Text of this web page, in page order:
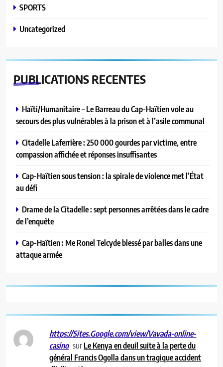
SPORTS
Uncategorized
PUBLICATIONS RECENTES
Haïti/Humanitaire – Le Barreau du Cap-Haïtien vole au
secours des plus vulnérables à la prison et à l’asile communal
Citadelle Laferrière : 250 000 gourdes par victime, entre
compassion affichée et réponses insuffisantes
Cap-Haïtien sous tension : la spirale de violence met l’État
au défi
Drame de la Citadelle : sept personnes arrêtées dans le cadre
de l’enquête
Cap-Haïtien : Me Ronel Telcyde blessé par balles dans une
attaque armée
https://Sites.Google.com/view/Vavada-online-
casino surLe Kenya en deuil suite à la perte du
général Francis Ogolla dans un tragique accident